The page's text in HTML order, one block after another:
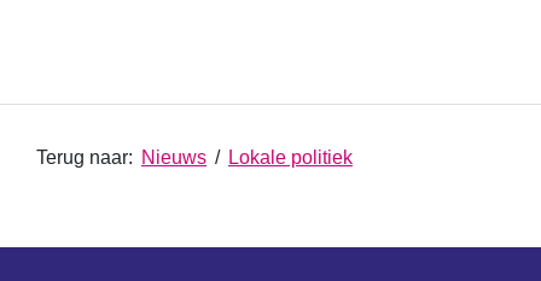
Terug naar: Nieuws / Lokale politiek